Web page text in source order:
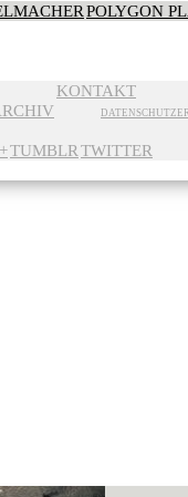
POLYGON
KONTAKT
TUMBLRTWITTER